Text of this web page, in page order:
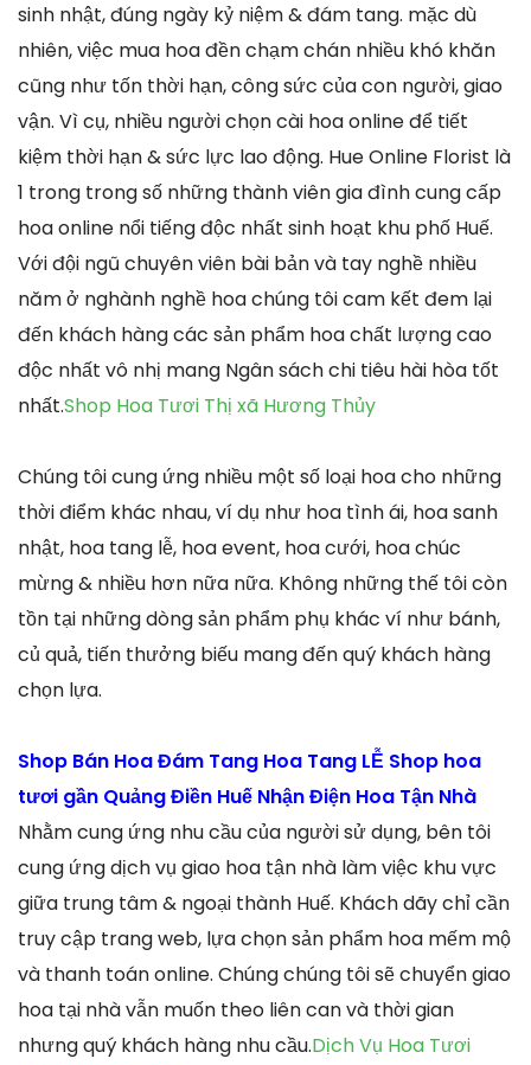
sinh nhật, đúng ngày kỷ niệm & đám tang. mặc dù
nhiên, việc mua hoa đền chạm chán nhiều khó khăn
cũng như tốn thời hạn, công sức của con người, giao
vận. Vì cụ, nhiều người chọn cài hoa online để tiết
kiệm thời hạn & sức lực lao động. Hue Online Florist là
1 trong trong số những thành viên gia đình cung cấp
hoa online nổi tiếng độc nhất sinh hoạt khu phố Huế.
Với đội ngũ chuyên viên bài bản và tay nghề nhiều
năm ở nghành nghề hoa chúng tôi cam kết đem lại
đến khách hàng các sản phẩm hoa chất lượng cao
độc nhất vô nhị mang Ngân sách chi tiêu hài hòa tốt
nhất.Shop Hoa Tươi Thị xã Hương Thủy
Chúng tôi cung ứng nhiều một số loại hoa cho những
thời điểm khác nhau, ví dụ như hoa tình ái, hoa sanh
nhật, hoa tang lễ, hoa event, hoa cưới, hoa chúc
mừng & nhiều hơn nữa nữa. Không những thế tôi còn
tồn tại những dòng sản phẩm phụ khác ví như bánh,
củ quả, tiến thưởng biếu mang đến quý khách hàng
chọn lựa.
Shop Bán Hoa Đám Tang Hoa Tang LỄ Shop hoa
tươi gần Quảng Điền Huế Nhận Điện Hoa Tận Nhà
Nhằm cung ứng nhu cầu của người sử dụng, bên tôi
cung ứng dịch vụ giao hoa tận nhà làm việc khu vực
giữa trung tâm & ngoại thành Huế. Khách dãy chỉ cần
truy cập trang web, lựa chọn sản phẩm hoa mếm mộ
và thanh toán online. Chúng chúng tôi sẽ chuyển giao
hoa tại nhà vẫn muốn theo liên can và thời gian
nhưng quý khách hàng nhu cầu.Dịch Vụ Hoa Tươi